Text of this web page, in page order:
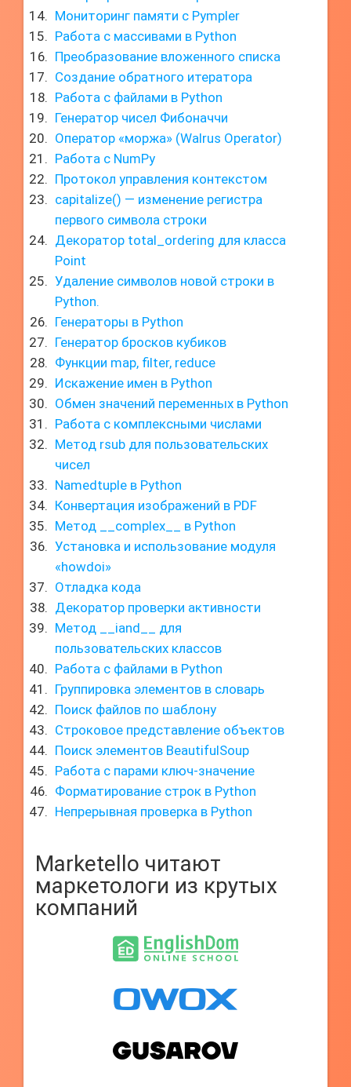
Мониторинг памяти с Pympler
Работа с массивами в Python
Преобразование вложенного списка
Создание обратного итератора
Работа с файлами в Python
Генератор чисел Фибоначчи
Оператор «моржа» (Walrus Operator)
Работа с NumPy
Протокол управления контекстом
capitalize() — изменение регистра
первого символа строки
Декоратор total_ordering для класса
Point
Удаление символов новой строки в
Python.
Генераторы в Python
Генератор бросков кубиков
Функции map, filter, reduce
Искажение имен в Python
Обмен значений переменных в Python
Работа с комплексными числами
Метод rsub для пользовательских
чисел
Namedtuple в Python
Конвертация изображений в PDF
Метод __complex__ в Python
Установка и использование модуля
«howdoi»
Отладка кода
Декоратор проверки активности
Метод __iand__ для
пользовательских классов
Работа с файлами в Python
Группировка элементов в словарь
Поиск файлов по шаблону
Строковое представление объектов
Поиск элементов BeautifulSoup
Работа с парами ключ-значение
Форматирование строк в Python
Непрерывная проверка в Python
Marketello читают
маркетологи из крутых
компаний